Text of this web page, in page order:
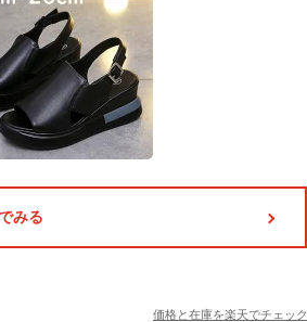
みる
価格と在庫を楽天でチェック